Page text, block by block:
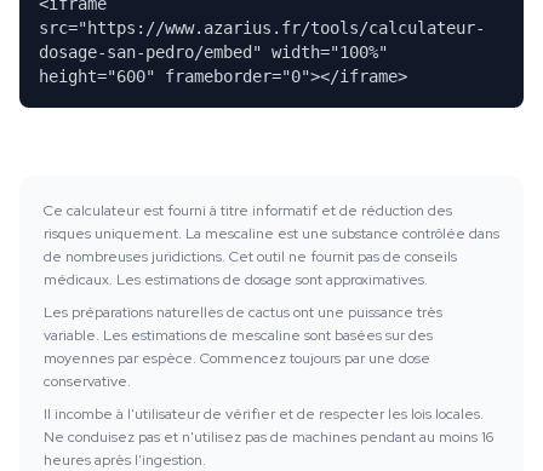
src="https://www.azarius.fr/tools/calculateur-
dosage-san-pedro/embed" width="100%"
height="600" frameborder="0"></iframe>
Ce calculateur est fourni à titre informatif et de réduction des
risques uniquement. La mescaline est une substance contrôlée dans
de nombreuses juridictions. Cet outil ne fournit pas de conseils
médicaux. Les estimations de dosage sont approximatives.
Les préparations naturelles de cactus ont une puissance très
variable. Les estimations de mescaline sont basées sur des
moyennes par espèce. Commencez toujours par une dose
conservative.
Il incombe à l'utilisateur de vérifier et de respecter les lois locales.
Ne conduisez pas et n'utilisez pas de machines pendant au moins 16
heures après l'ingestion.